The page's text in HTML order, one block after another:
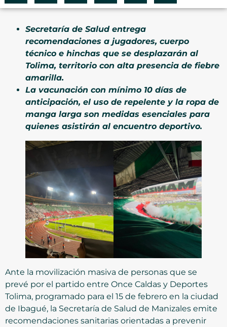
Secretaría de Salud entrega
recomendaciones a jugadores, cuerpo
técnico e hinchas que se desplazarán al
Tolima, territorio con alta presencia de fiebre
amarilla.
La vacunación con mínimo 10 días de
anticipación, el uso de repelente y la ropa de
manga larga son medidas esenciales para
quienes asistirán al encuentro deportivo.
Ante la movilización masiva de personas que se
prevé por el partido entre Once Caldas y Deportes
Tolima, programado para el 15 de febrero en la ciudad
de Ibagué, la Secretaría de Salud de Manizales emite
recomendaciones sanitarias orientadas a prevenir